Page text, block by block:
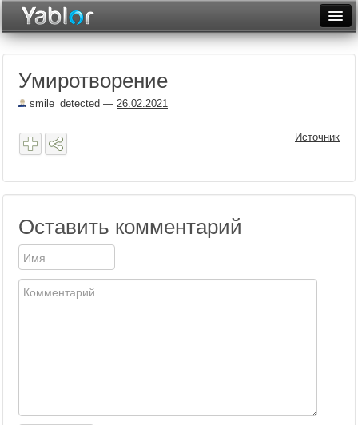
Неделя
Месяц
Умиротворение
smile_detected — 26.02.2021
Источник
Оставить комментарий